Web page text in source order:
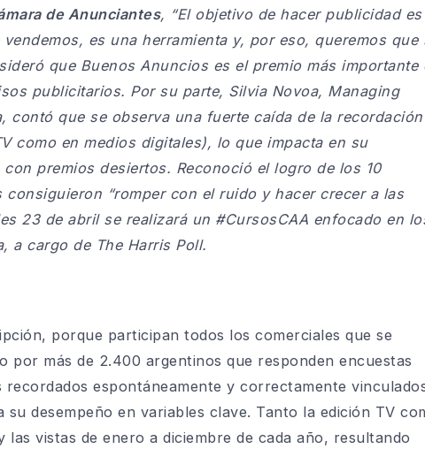
de Anunciantes, “El objetivo de hacer publicidad es
es una herramienta y, por eso, queremos que
que Buenos Anuncios es el premio más importante
publicitarios. Por su parte, Silvia Novoa, Managing
contó que se observa una fuerte caída de la
como en medios digitales), lo que impacta en su
premios desiertos. Reconoció el logro de los 10
“romper con el ruido y hacer crecer a las
23 de abril se realizará un #CursosCAA enfocado en
a cargo de The Harris Poll.
porque participan todos los comerciales que se
por más de 2.400 argentinos que responden encuestas
espontáneamente y correctamente
desempeño en variables clave. Tanto la edición TV
vistas de enero a diciembre de cada año, resultando